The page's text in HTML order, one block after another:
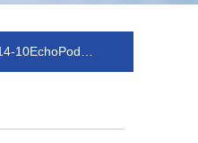
功能超声波液位计、液位开关